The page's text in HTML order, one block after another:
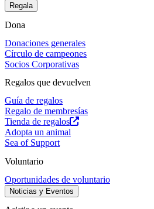
Regala
Dona
Donaciones generales
Círculo de campeones
Socios Corporativas
Regalos que devuelven
Guía de regalos
Regalo de membresías
Tienda de regalos
Adopta un animal
Sea of Support
Voluntario
Oportunidades de voluntario
Noticias y Eventos